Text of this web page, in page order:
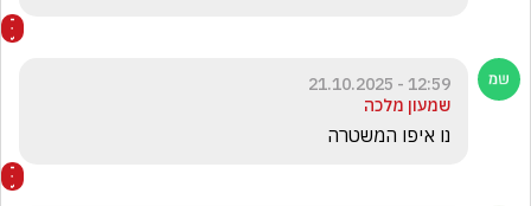
12:59 - 21.10.2025
שמעון מלכה
נו איפו המשטרה